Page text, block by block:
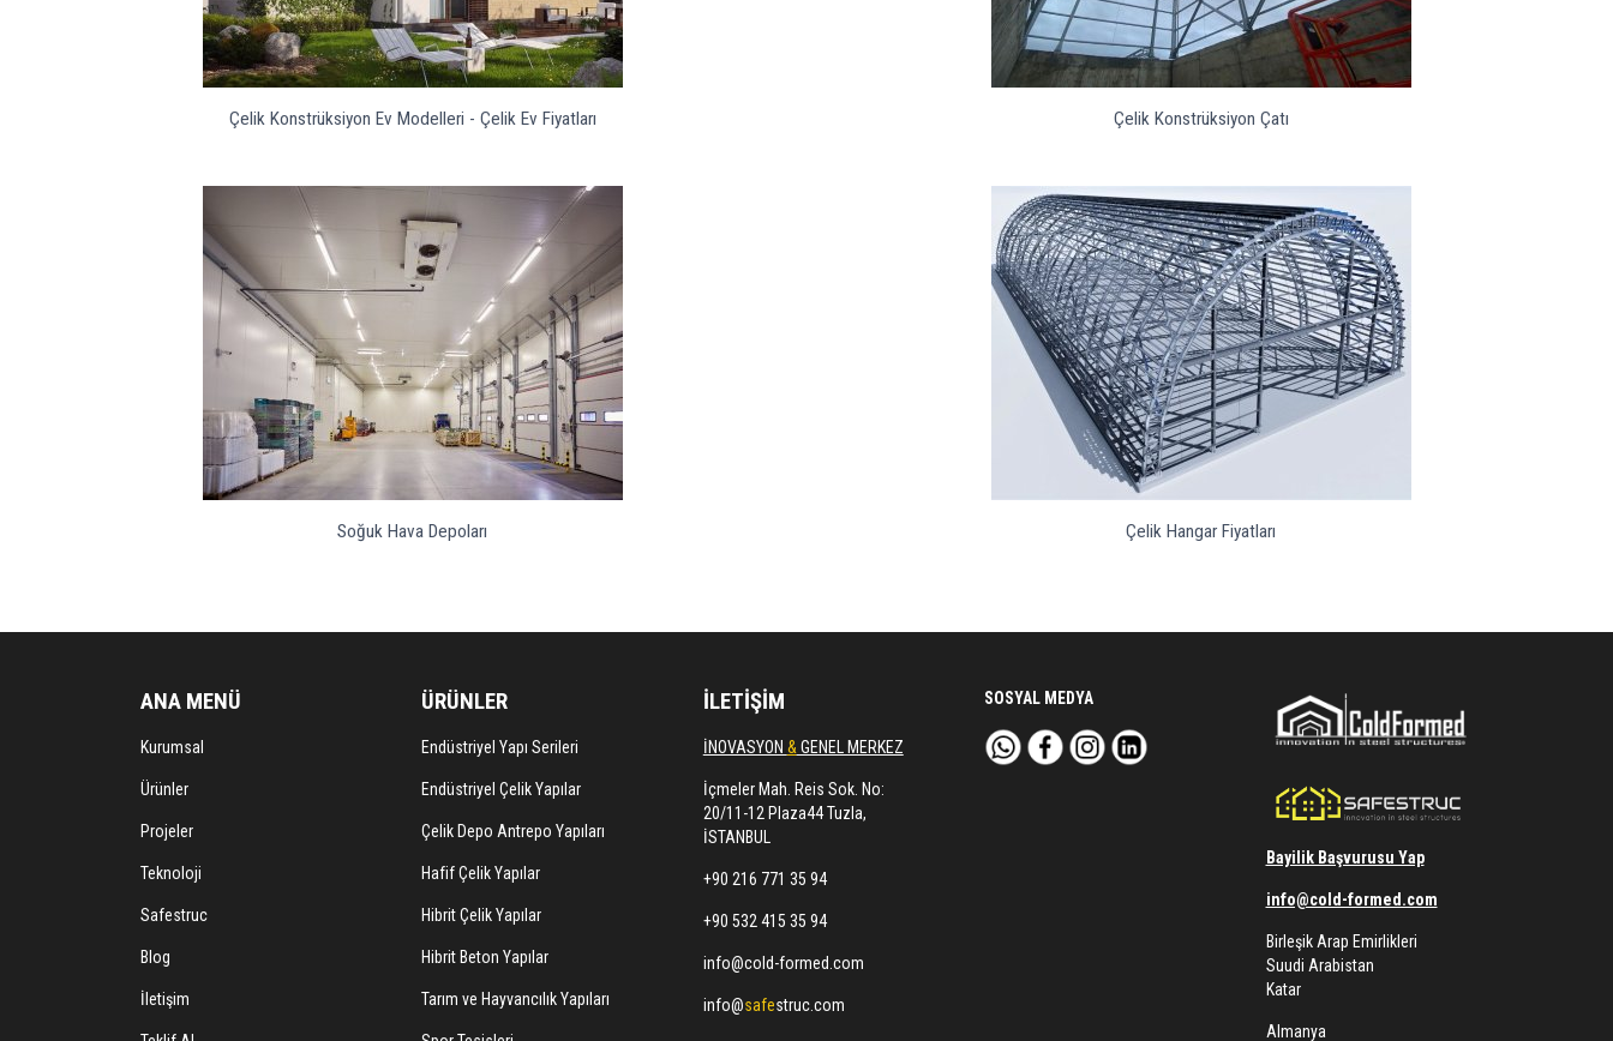
Çelik Konstrüksiyon Ev Modelleri - Çelik Ev Fiyatları Çelik Konstrüksiyon Çatı
Soğuk Hava Depoları Çelik Hangar Fiyatları
ANA MENÜ
Kurumsal
Ürünler
Projeler
Teknoloji
Safestruc
Blog
İletişim
ÜRÜNLER
Endüstriyel Yapı Serileri
Endüstriyel Çelik Yapılar
Çelik Depo Antrepo Yapıları
Hafif Çelik Yapılar
Hibrit Çelik Yapılar
Hibrit Beton Yapılar
Tarım ve Hayvancılık Yapıları
İLETİŞİM
İNOVASYON &GENEL MERKEZ
İçmeler Mah. Reis Sok. No:
20/11-12 Plaza44 Tuzla,
İSTANBUL
+90 216 771 35 94
+90 532 415 35 94
info@cold-formed.com
info@safestruc.com
SOSYAL MEDYA
Bayilik Başvurusu Yap
info@cold-formed.com
Birleşik Arap Emirlikleri
Suudi Arabistan
Katar
Almanya